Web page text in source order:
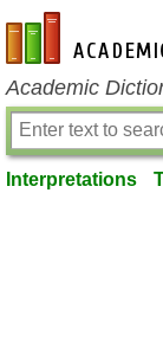
en-academic.com
Academic
Interpretations